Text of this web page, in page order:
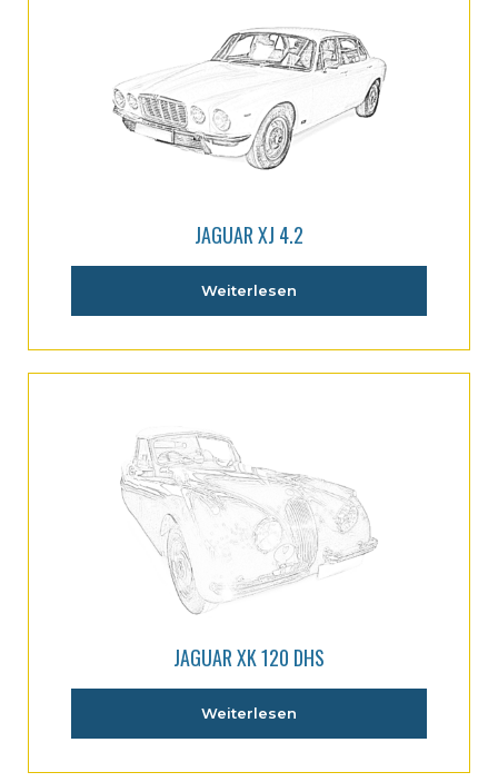
JAGUAR XJ 4.2
Weiterlesen
JAGUAR XK 120 DHS
Weiterlesen